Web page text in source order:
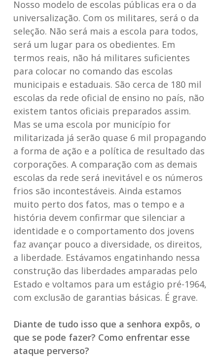
Nosso modelo de escolas públicas era o da
universalização. Com os militares, será o da
seleção. Não será mais a escola para todos,
será um lugar para os obedientes. Em
termos reais, não há militares suficientes
para colocar no comando das escolas
municipais e estaduais. São cerca de 180 mil
escolas da rede oficial de ensino no país, não
existem tantos oficiais preparados assim.
Mas se uma escola por município for
militarizada já serão quase 6 mil propagando
a forma de ação e a política de resultado das
corporações. A comparação com as demais
escolas da rede será inevitável e os números
frios são incontestáveis. Ainda estamos
muito perto dos fatos, mas o tempo e a
história devem confirmar que silenciar a
identidade e o comportamento dos jovens
faz avançar pouco a diversidade, os direitos,
a liberdade. Estávamos engatinhando nessa
construção das liberdades amparadas pelo
Estado e voltamos para um estágio pré-1964,
com exclusão de garantias básicas. É grave.
Diante de tudo isso que a senhora expôs, o
que se pode fazer? Como enfrentar esse
ataque perverso?